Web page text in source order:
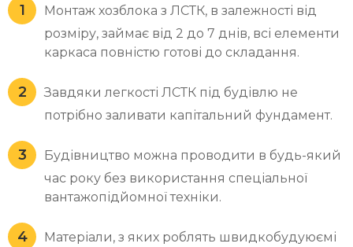
Монтаж хозблока з ЛСТК, в залежності від
розміру, займає від 2 до 7 днів, всі елементи
каркаса повністю готові до складання.
Завдяки легкості ЛСТК під будівлю не
потрібно заливати капітальний фундамент.
Будівництво можна проводити в будь-який
час року без використання спеціальної
вантажопідйомної техніки.
Матеріали, з яких роблять швидкобудуюємі